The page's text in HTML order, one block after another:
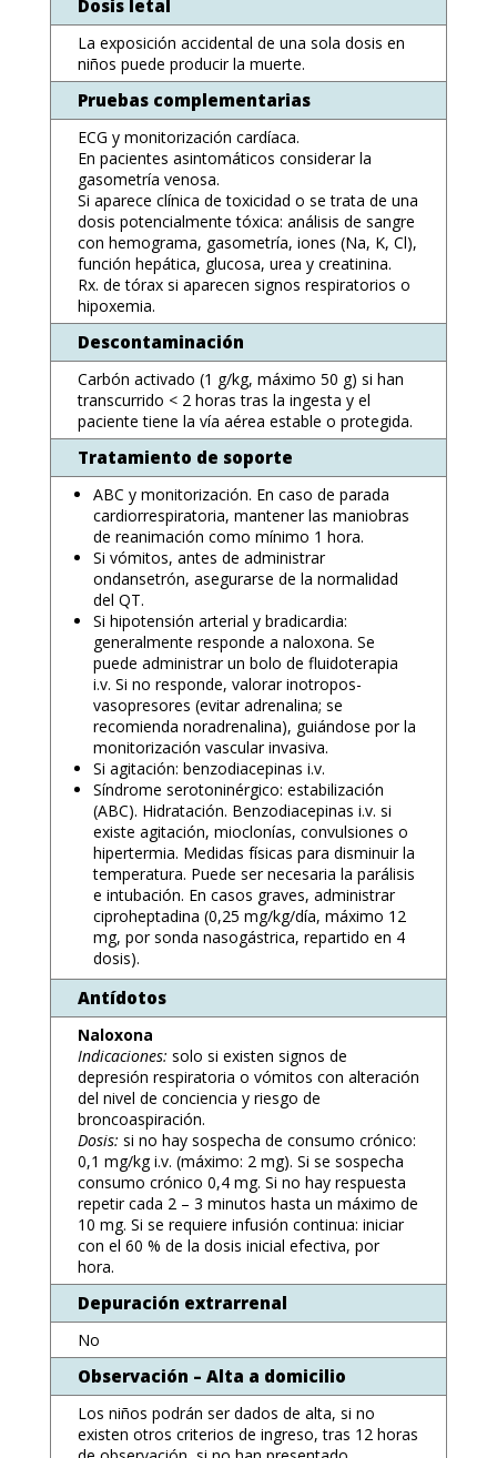
Dosis letal
La exposición accidental de una sola dosis en
niños puede producir la muerte.
Pruebas complementarias
ECG y monitorización cardíaca.
En pacientes asintomáticos considerar la
gasometría venosa.
Si aparece clínica de toxicidad o se trata de una
dosis potencialmente tóxica: análisis de sangre
con hemograma, gasometría, iones (Na, K, Cl),
función hepática, glucosa, urea y creatinina.
Rx. de tórax si aparecen signos respiratorios o
hipoxemia.
Descontaminación
Carbón activado (1 g/kg, máximo 50 g) si han
transcurrido < 2 horas tras la ingesta y el
paciente tiene la vía aérea estable o protegida.
Tratamiento de soporte
ABC y monitorización. En caso de parada
cardiorrespiratoria, mantener las maniobras
de reanimación como mínimo 1 hora.
Si vómitos, antes de administrar
ondansetrón, asegurarse de la normalidad
del QT.
Si hipotensión arterial y bradicardia:
generalmente responde a naloxona. Se
puede administrar un bolo de fluidoterapia
i.v. Si no responde, valorar inotropos-
vasopresores (evitar adrenalina; se
recomienda noradrenalina), guiándose por la
monitorización vascular invasiva.
Si agitación: benzodiacepinas i.v.
Síndrome serotoninérgico: estabilización
(ABC). Hidratación. Benzodiacepinas i.v. si
existe agitación, mioclonías, convulsiones o
hipertermia. Medidas físicas para disminuir la
temperatura. Puede ser necesaria la parálisis
e intubación. En casos graves, administrar
ciproheptadina (0,25 mg/kg/día, máximo 12
mg, por sonda nasogástrica, repartido en 4
dosis).
Antídotos
Naloxona
Indicaciones: solo si existen signos de
depresión respiratoria o vómitos con alteración
del nivel de conciencia y riesgo de
broncoaspiración.
Dosis: si no hay sospecha de consumo crónico:
0,1 mg/kg i.v. (máximo: 2 mg). Si se sospecha
consumo crónico 0,4 mg. Si no hay respuesta
repetir cada 2 – 3 minutos hasta un máximo de
10 mg. Si se requiere infusión continua: iniciar
con el 60 % de la dosis inicial efectiva, por
hora.
Depuración extrarrenal
No
Observación – Alta a domicilio
Los niños podrán ser dados de alta, si no
existen otros criterios de ingreso, tras 12 horas